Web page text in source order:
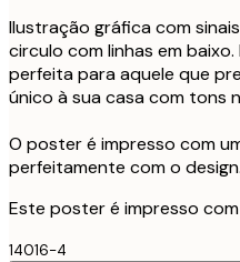
Ilustração gráfica com
circulo com linhas em
perfeita para aquele que
único à sua casa com tons
O poster é impresso com
perfeitamente com o design.
Este poster é impresso
14016-4